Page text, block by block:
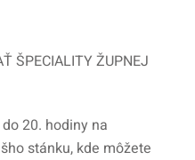
ŠPECIALITY ŽUPNEJ
20. hodiny na
stánku, kde môžete